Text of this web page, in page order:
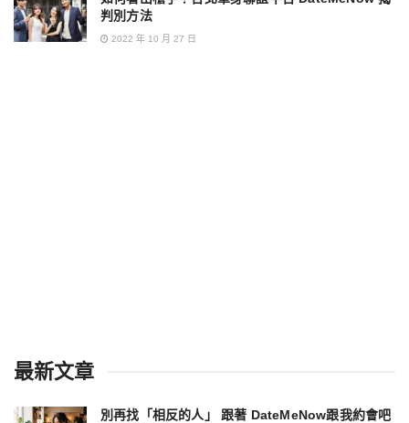
判別方法
2022 年 10 月 27 日
最新文章
別再找「相反的人」 跟著 DateMeNow跟我約會吧